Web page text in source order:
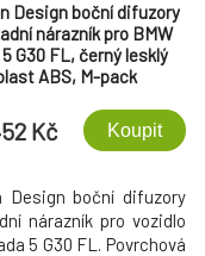
Design boční difuzory
nárazník pro BMW
G30 FL, černý lesklý
ABS, M-pack
Kč Koupit
Design boční difuzory
nárazník pro vozidlo
5 G30 FL. Povrchová